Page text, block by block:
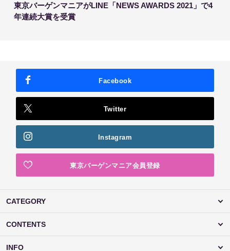
東京バーゲンマニアがLINE「NEWS AWARDS 2021」で4
年連続大賞を受賞
Facebook
Twitter
Instagram
東京バーゲンマニア会員登録
CATEGORY
CONTENTS
INFO